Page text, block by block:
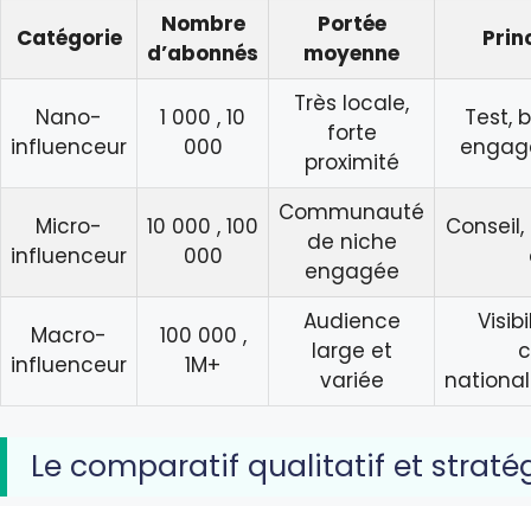
Catégorie
Nombre
d’abonnés
Portée
moyenne
Nano-
influenceur
1 000 , 10
000
Très locale,
forte
proximité
Test,
Micro-
influenceur
10 000 , 100
000
Communauté
de niche
engagée
Macro-
influenceur
100 000 ,
1M+
Audience
large et
variée
Le comparatif qualitatif et